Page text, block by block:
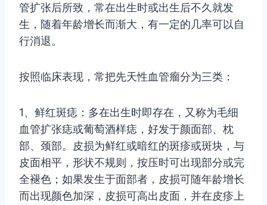
管扩张后所致，常在出生时或出生后不久就发
生，随着年龄增长而渐大，有一定的几率可以自
行消退。
按照临床表现，常把先天性血管瘤分为三类：
1、鲜红斑痣：多在出生时即存在，又称为毛细
血管扩张痣或葡萄酒样痣，好发于颜面部、枕
部、颈部。皮损为鲜红或暗红的斑疹或斑块，与
皮面相平，形状不规则，按压时可出现部分或完
全褪色；如果发生于面部者，皮损可随年龄增长
而出现颜色加深，皮损可高出皮面，并在皮疹上